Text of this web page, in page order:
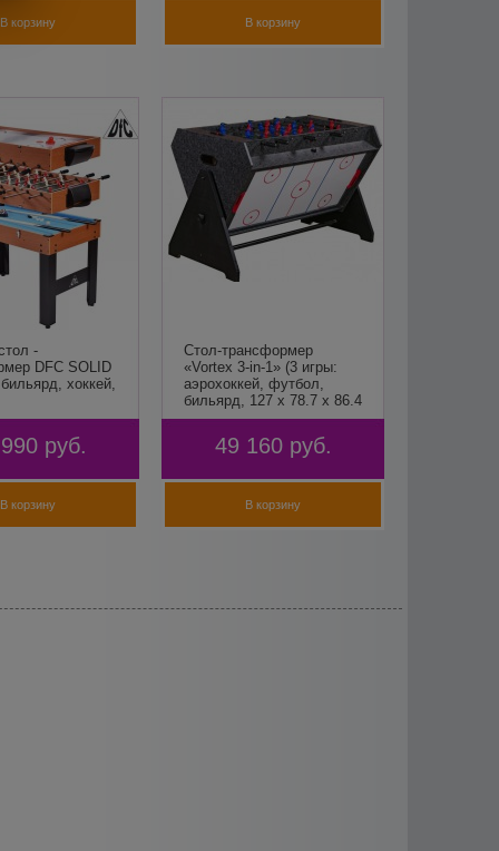
В корзину В корзину
-
DFC SOLID
хоккей,
руб.
В корзину
Стол-трансформер
«Vortex 3-in-1» (3 игры:
аэрохоккей, футбол,
бильярд, 127 х 78.7 х 86.4
см, серый)
49 160 руб.
В корзину